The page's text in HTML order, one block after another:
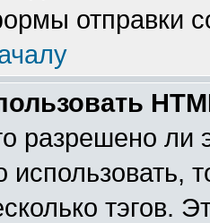
отправки
разрешено
использовать,
тэгов.